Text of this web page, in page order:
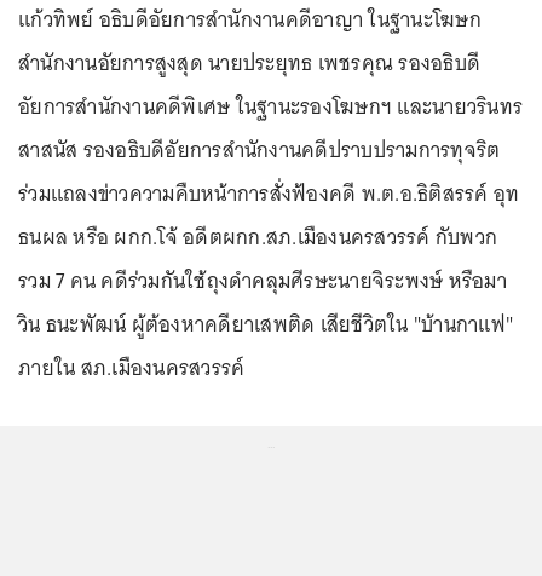
แก้วทิพย์ อธิบดีอัยการสำนักงานคดีอาญา ในฐานะโฆษก
สำนักงานอัยการสูงสุด นายประยุทธ เพชรคุณ รองอธิบดี
อัยการสำนักงานคดีพิเศษ ในฐานะรองโฆษกฯ และนายวรินทร
สาสนัส รองอธิบดีอัยการสำนักงานคดีปราบปรามการทุจริต
ร่วมแถลงข่าวความคืบหน้าการสั่งฟ้องคดี พ.ต.อ.ธิติสรรค์ อุท
ธนผล หรือ ผกก.โจ้ อดีตผกก.สภ.เมืองนครสวรรค์ กับพวก
รวม 7 คน คดีร่วมกันใช้ถุงดำคลุมศีรษะนายจิระพงษ์ หรือมา
วิน ธนะพัฒน์ ผู้ต้องหาคดียาเสพติด เสียชีวิตใน "บ้านกาแฟ"
ภายใน สภ.เมืองนครสวรรค์